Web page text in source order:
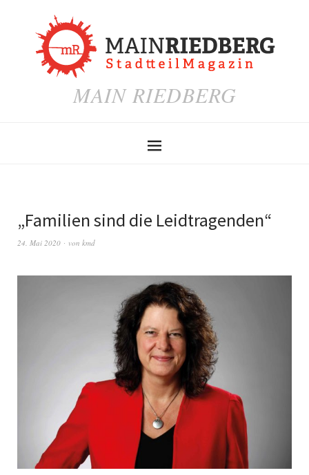
MAIN RIEDBERG
„Familien sind die Leidtragenden“
24. Mai 2020 von kmd